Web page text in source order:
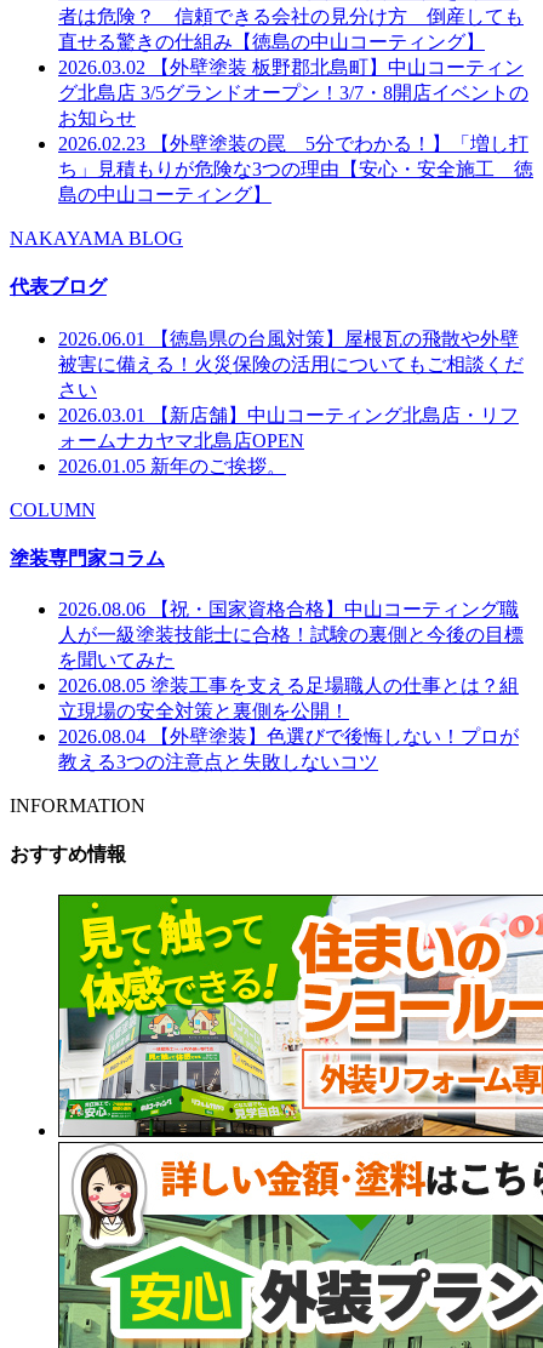
者は危険？ 信頼できる会社の見分け方 倒産しても
直せる驚きの仕組み【徳島の中山コーティング】
2026.03.02
【外壁塗装 板野郡北島町】中山コーティン
グ北島店 3/5グランドオープン！3/7・8開店イベントの
お知らせ
2026.02.23
【外壁塗装の罠 5分でわかる！】「増し打
ち」見積もりが危険な3つの理由【安心・安全施工 徳
島の中山コーティング】
NAKAYAMA BLOG
代表ブログ
2026.06.01
【徳島県の台風対策】屋根瓦の飛散や外壁
被害に備える！火災保険の活用についてもご相談くだ
さい
2026.03.01
【新店舗】中山コーティング北島店・リフ
ォームナカヤマ北島店OPEN
2026.01.05 新年のご挨拶。
COLUMN
塗装専門家コラム
2026.08.06
【祝・国家資格合格】中山コーティング職
人が一級塗装技能士に合格！試験の裏側と今後の目標
を聞いてみた
2026.08.05 塗装工事を支える足場職人の仕事とは？組
立現場の安全対策と裏側を公開！
2026.08.04
【外壁塗装】色選びで後悔しない！プロが
教える3つの注意点と失敗しないコツ
INFORMATION
おすすめ情報